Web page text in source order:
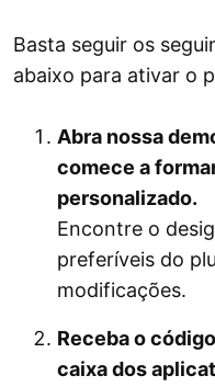
Basta seguir os
abaixo para ativar o
Abra nossa
comece a
personalizado.
Encontre o
preferíveis do
modificações.
Receba o
caixa dos